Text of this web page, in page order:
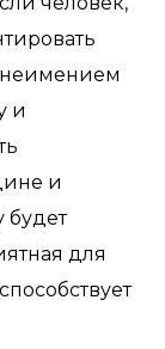
неимением
и
и
будет
для